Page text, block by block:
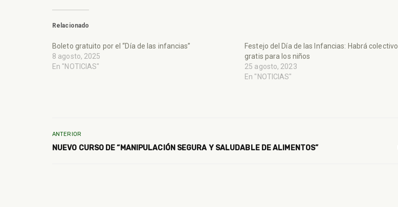
Relacionado
Boleto gratuito por el “Día de las infancias”
8 agosto, 2025
En "NOTICIAS"
Festejo del Día de las Infancias: Habrá colectivo
gratis para los niños
25 agosto, 2023
En "NOTICIAS"
ANTERIOR
NUEVO CURSO DE “MANIPULACIÓN SEGURA Y SALUDABLE DE ALIMENTOS”